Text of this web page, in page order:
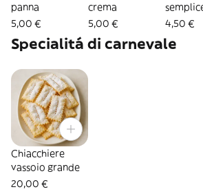
panna
5,00 €
crema
5,00 €
4,50 €
Specialitá di carnevale
Chiacchiere
vassoio grande
20,00 €